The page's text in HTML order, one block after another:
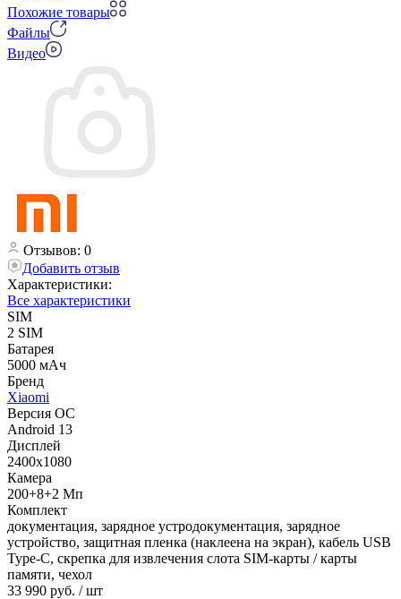
Похожие товары
Файлы
Видео
Отзывов: 0
Добавить отзыв
Характеристики:
Все характеристики
SIM
2 SIM
Батарея
5000 мАч
Бренд
Xiaomi
Версия ОС
Android 13
Дисплей
2400х1080
Камера
200+8+2 Мп
Комплект
документация, зарядное устродокументация, зарядное
устройство, защитная пленка (наклеена на экран), кабель USB
Type-C, скрепка для извлечения слота SIM-карты / карты
памяти, чехол
33 990 руб. / шт